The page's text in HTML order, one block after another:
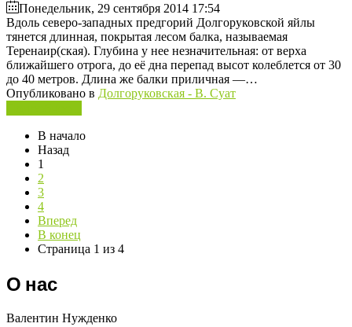
Понедельник, 29 сентября 2014 17:54
Вдоль северо-западных предгорий Долгоруковской яйлы
тянется длинная, покрытая лесом балка, называемая
Теренаир(ская). Глубина у нее незначительная: от верха
ближайшего отрога, до её дна перепад высот колеблется от 30
до 40 метров. Длина же балки приличная —…
Опубликовано в Долгоруковская - В. Суат
В начало
Назад
1
2
3
4
Вперед
В конец
Страница 1 из 4
О нас
Валентин Нужденко